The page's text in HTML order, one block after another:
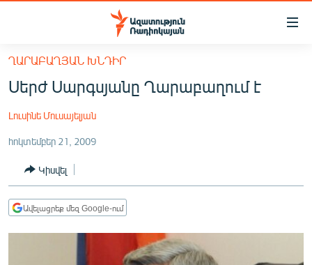
Մատչելիության
հիմնական
բովանդակությանը
հիմնական
մենյուին
ՀԱՅԱՍՏԱՆ
ՔԱՂԱՔԱԿԱՆ
ԸՆՏՐՈՒԹՅՈՒՆՆԵՐ 2026
ԻՐԱՎՈՒՆՔ
ՀԱՍԱՐԱԿՈՒԹՅՈՒՆ
ՂԱՐԱԲԱՂՅԱՆ ԽՆԴԻՐ
Սերժ Սարգսյանը Ղարաբաղում է
Լուսինե Մուսայելյան
հոկտեմբեր 21, 2009
Կիսվել
Ավելացրեք մեզ Google-ում